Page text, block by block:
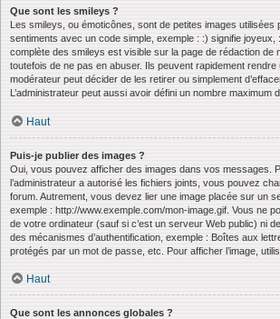
Que sont les smileys ?
Les smileys, ou émoticônes, sont de petites images utilisées
sentiments avec un code simple, exemple : :) signifie joyeux,
complète des smileys est visible sur la page de rédaction de
toutefois de ne pas en abuser. Ils peuvent rapidement rendre
modérateur peut décider de les retirer ou simplement
L’administrateur peut aussi avoir défini un nombre maximum
Haut
Puis-je publier des images ?
Oui, vous pouvez afficher des images dans vos messages.
l’administrateur a autorisé les fichiers joints, vous pouvez
forum. Autrement, vous devez lier une image placée sur un
exemple : http://www.exemple.com/mon-image.gif. Vous ne
de votre ordinateur (sauf si c’est un serveur Web public) ni
des mécanismes d’authentification, exemple : Boîtes aux
protégés par un mot de passe, etc. Pour afficher l’image,
Haut
Que sont les annonces globales ?